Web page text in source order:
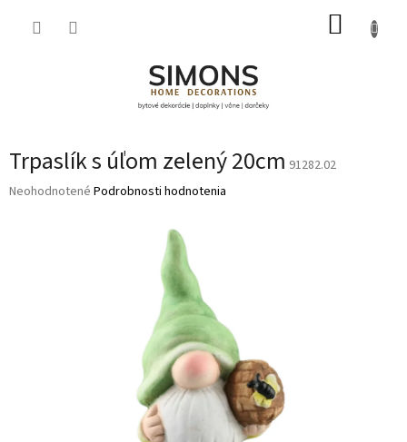
Trpaslík s úľom zelený 20cm 91282.02
Priemerné
Neohodnotené Podrobnosti hodnotenia